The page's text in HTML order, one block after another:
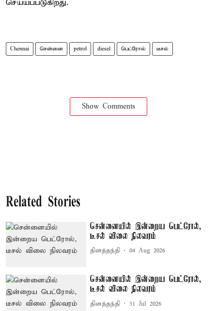
செய்யப்படுகிறது.
Chennai சென்னை petrol diesel பெட்ரோல் டீசல்
Show Comments
Related Stories
சென்னையில் இன்றைய பெட்ரோல்,
டீசல் விலை நிலவரம்
தினத்தந்தி 04 Aug 2026
சென்னையில் இன்றைய பெட்ரோல்,
டீசல் விலை நிலவரம்
தினத்தந்தி 31 Jul 2026